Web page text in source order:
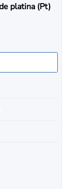
platina (Pt)